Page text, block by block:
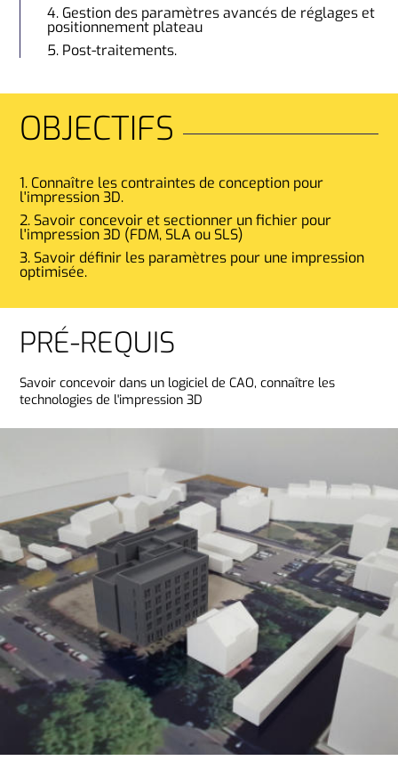
Gestion des paramètres avancés de réglages et
positionnement plateau
Post-traitements.
OBJECTIFS
Connaître les contraintes de conception pour
l'impression 3D.
Savoir concevoir et sectionner un fichier pour
l'impression 3D (FDM, SLA ou SLS)
Savoir définir les paramètres pour une impression
optimisée.
PRÉ-REQUIS
Savoir concevoir dans un logiciel de CAO, connaître les
technologies de l'impression 3D